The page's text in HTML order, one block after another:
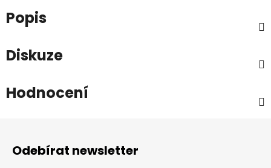
Popis
Diskuze
Hodnocení
Odebírat newsletter